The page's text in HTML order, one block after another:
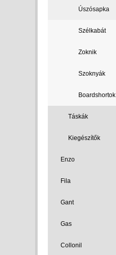
Úszósapka
Szélkabát
Zoknik
Szoknyák
Boardshortok
Táskák
Kiegészítők
Enzo
Fila
Gant
Gas
Collonil